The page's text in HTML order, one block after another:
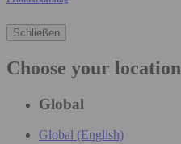
Schließen
Choose your location
Global
Global (English)